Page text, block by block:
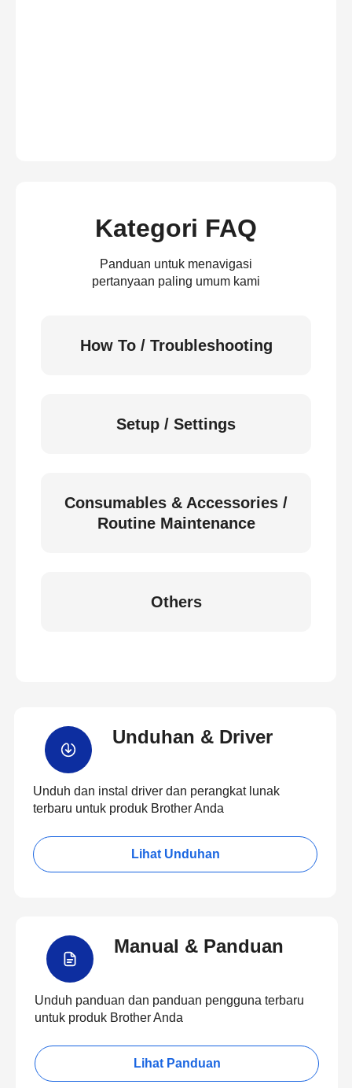
Kategori FAQ
Panduan untuk menavigasi
pertanyaan paling umum kami
How To / Troubleshooting
Setup / Settings
Consumables & Accessories /
Routine Maintenance
Others
Unduhan & Driver
Unduh dan instal driver dan perangkat lunak
terbaru untuk produk Brother Anda
Lihat Unduhan
Manual & Panduan
Unduh panduan dan panduan pengguna terbaru
untuk produk Brother Anda
Lihat Panduan